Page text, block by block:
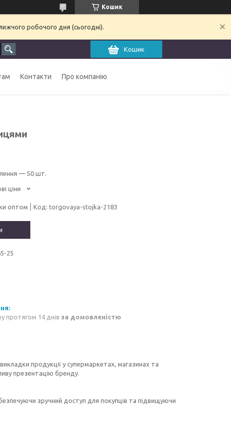
Кошик
робочого дня (сьогодні).
Кошик
Контакти Про компанію
— 50 шт.
ціни
оптом Код: torgovaya-stojka-2183
25
протягом 14 днів за домовленістю
продукції у супермаркетах, магазинах та
презентацію бренду.
зручний доступ для покупців та підвищуючи